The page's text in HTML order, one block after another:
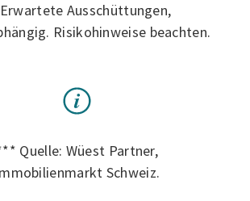
Ausschüttungen,
Risikohinweise beachten.
Quelle: Wüest Partner,
Schweiz.